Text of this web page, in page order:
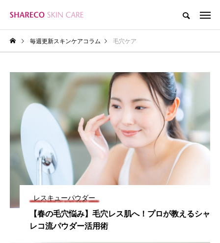
毎週更新スキンケアコラム 毛穴ケア
レスキューパウダー
【春の毛穴悩み】毛穴レス肌へ！プロが教えるシャ
レコ流パウダー活用術